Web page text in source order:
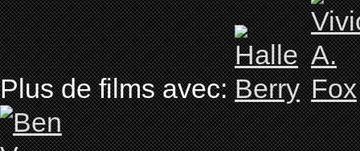
Plus de films avec: